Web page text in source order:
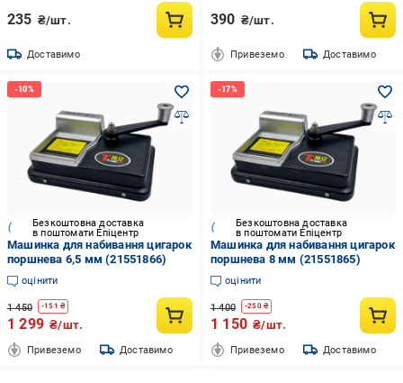
235 ₴/шт.
Доставимо
390 ₴/шт.
Привеземо Доставимо
Безкоштовна доставка
в поштомати Епіцентр
Машинка для набивання цигарок
поршнева 6,5 мм (21551866)
оцінити
1 450 -151 ₴
1 299 ₴/шт.
Привеземо Доставимо
Безкоштовна доставка
в поштомати Епіцентр
Машинка для набивання цигарок
поршнева 8 мм (21551865)
оцінити
1 400 -250₴
1 150 ₴/шт.
Привеземо Доставимо